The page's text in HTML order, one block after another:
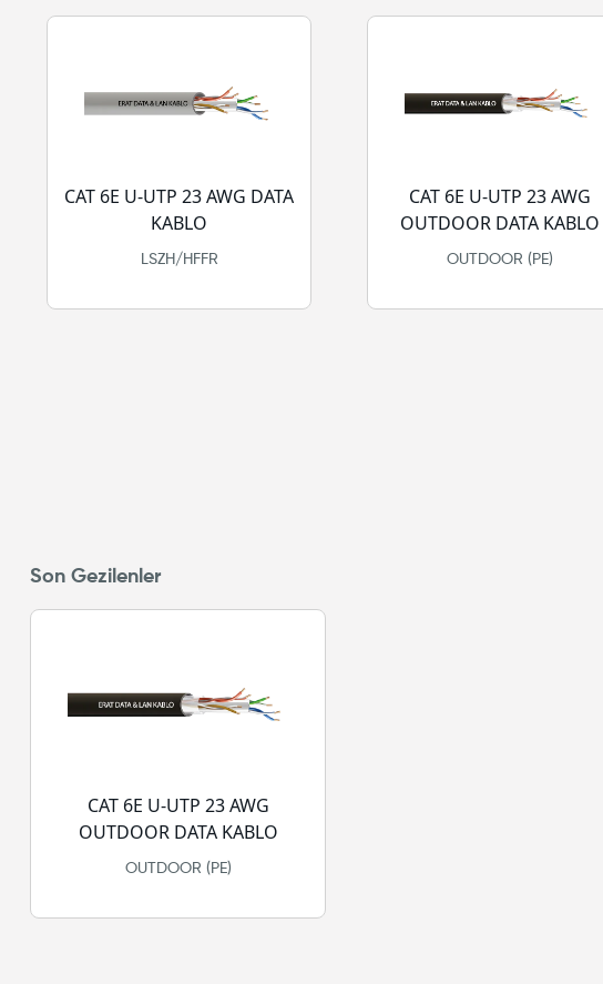
CAT 6E U-UTP 23 AWG DATA
KABLO
LSZH/HFFR
CAT 6E U-UTP 23 AWG
OUTDOOR DATA KABLO
OUTDOOR (PE)
Son Gezilenler
CAT 6E U-UTP 23 AWG
OUTDOOR DATA KABLO
OUTDOOR (PE)